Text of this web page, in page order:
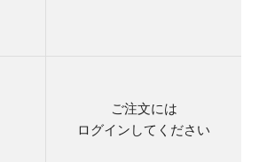
ご注文には
ログイン してください